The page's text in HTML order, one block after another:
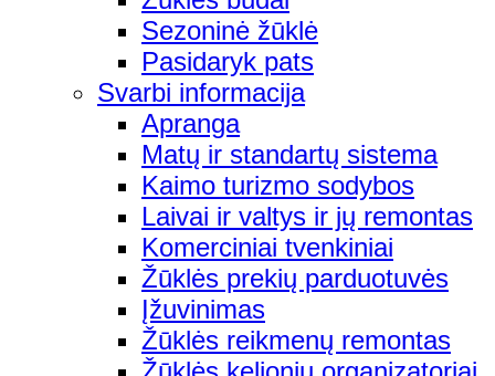
Sezoninė žūklė
Pasidaryk pats
Svarbi informacija
Apranga
Matų ir standartų sistema
Kaimo turizmo sodybos
Laivai ir valtys ir jų remontas
Komerciniai tvenkiniai
Žūklės prekių parduotuvės
Įžuvinimas
Žūklės reikmenų remontas